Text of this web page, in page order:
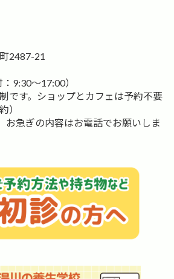
2487-21
9:30〜17:00）
です。ショップとカフェは予約不要
）
お急ぎの内容はお電話でお願いしま